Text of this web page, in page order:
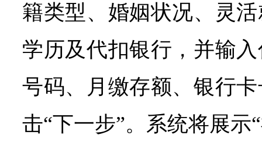
籍类型、婚姻状况、灵
学历及代扣银行，并输
号码、月缴存额、银行
击“下一步”。系统将展示